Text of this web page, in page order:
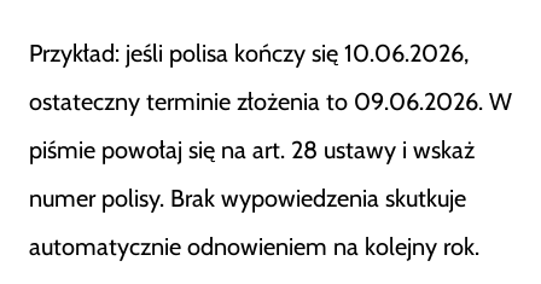
Przykład: jeśli polisa kończy się 10.06.2026,
ostateczny terminie złożenia to 09.06.2026. W
piśmie powołaj się na art. 28 ustawy i wskaż
numer polisy. Brak wypowiedzenia skutkuje
automatycznie odnowieniem na kolejny rok.